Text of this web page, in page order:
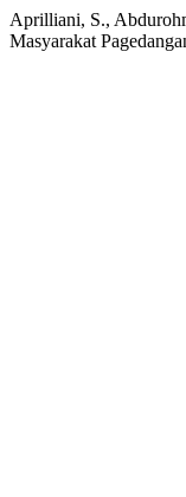
Aprilliani, S.,
Masyarakat